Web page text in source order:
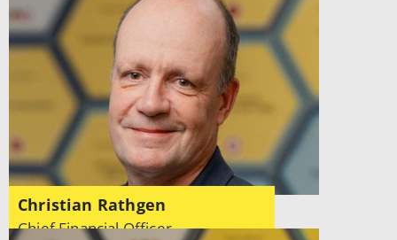
Christian Rathgen
Chief Financial Officer